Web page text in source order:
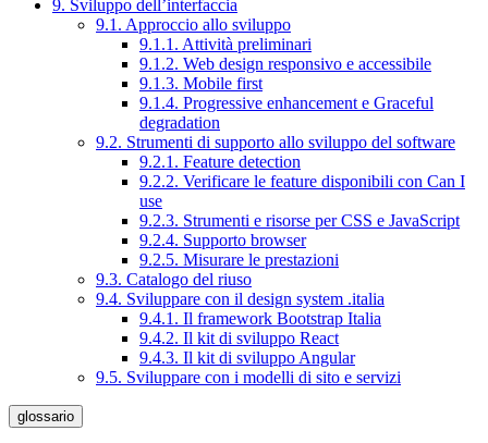
9. Sviluppo dell’interfaccia
9.1. Approccio allo sviluppo
9.1.1. Attività preliminari
9.1.2. Web design responsivo e accessibile
9.1.3. Mobile first
9.1.4. Progressive enhancement e Graceful
degradation
9.2. Strumenti di supporto allo sviluppo del software
9.2.1. Feature detection
9.2.2. Verificare le feature disponibili con Can I
use
9.2.3. Strumenti e risorse per CSS e JavaScript
9.2.4. Supporto browser
9.2.5. Misurare le prestazioni
9.3. Catalogo del riuso
9.4. Sviluppare con il design system .italia
9.4.1. Il framework Bootstrap Italia
9.4.2. Il kit di sviluppo React
9.4.3. Il kit di sviluppo Angular
9.5. Sviluppare con i modelli di sito e servizi
glossario